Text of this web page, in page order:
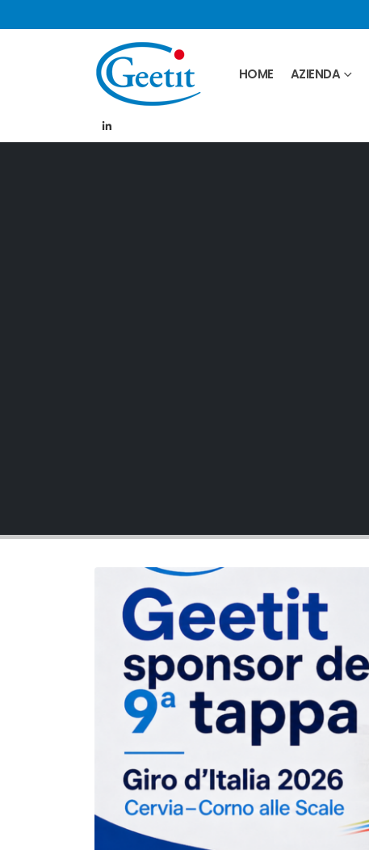
HOME AZIENDA